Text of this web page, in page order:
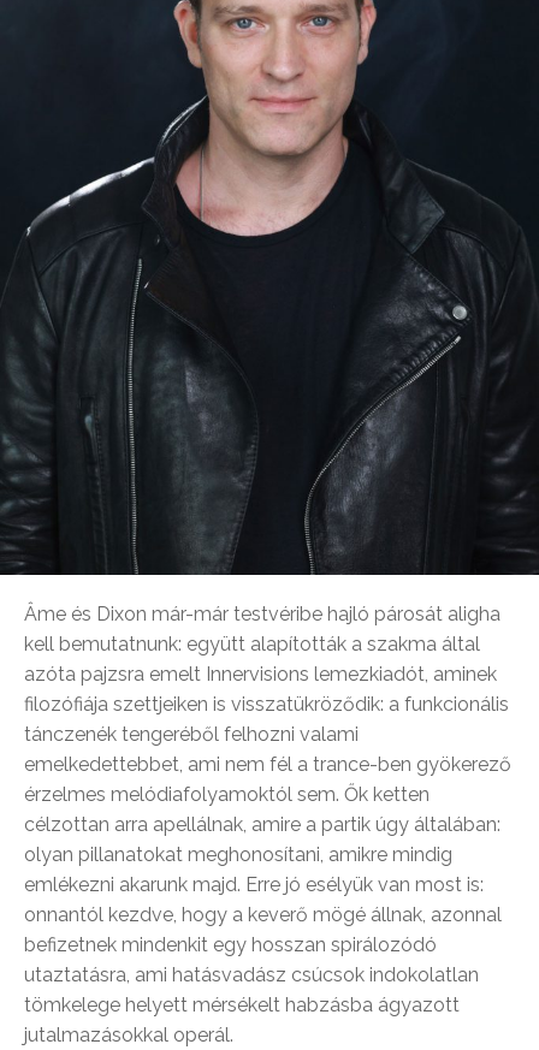
Âme és Dixon már-már testvéribe hajló párosát aligha
kell bemutatnunk: együtt alapították a szakma által
azóta pajzsra emelt Innervisions lemezkiadót, aminek
filozófiája szettjeiken is visszatükröződik: a funkcionális
tánczenék tengeréből felhozni valami
emelkedettebbet, ami nem fél a trance-ben gyökerező
érzelmes melódiafolyamoktól sem. Ők ketten
célzottan arra apellálnak, amire a partik úgy általában:
olyan pillanatokat meghonosítani, amikre mindig
emlékezni akarunk majd. Erre jó esélyük van most is:
onnantól kezdve, hogy a keverő mögé állnak, azonnal
befizetnek mindenkit egy hosszan spirálozódó
utaztatásra, ami hatásvadász csúcsok indokolatlan
tömkelege helyett mérsékelt habzásba ágyazott
jutalmazásokkal operál.